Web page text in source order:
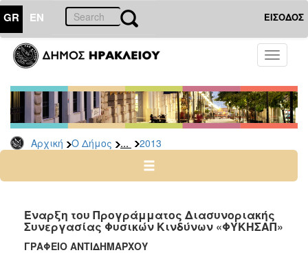
GR EN ΕΙΣΟΔΟΣ
Toggle
Αρχική Ο Δήμος ... 2013
ΔΗΜΟΣ
Δελτία
Τύπου
Αρχείο
2026
2024
2022
2021
Έναρξη του Προγράμματος Διασυνοριακής
Συνεργασίας Φυσικών Κινδύνων «ΦΥΚΗΣΑΠ»
ΓΡΑΦΕΙΟ ΑΝΤΙΔΗΜΑΡΧΟΥ